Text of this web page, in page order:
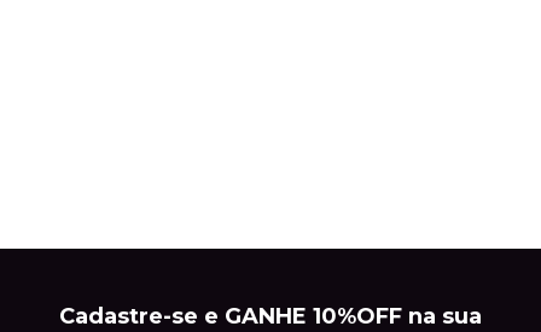
Cadastre-se e GANHE 10%OFF na sua